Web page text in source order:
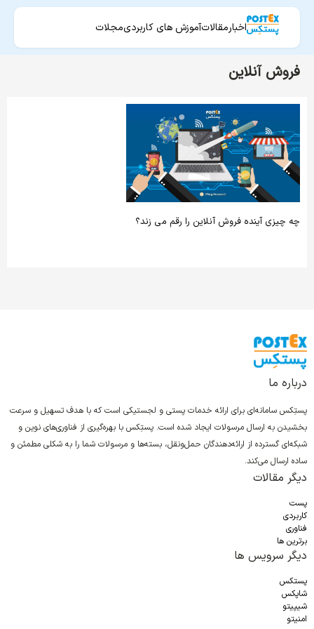
اخبارمقالاتآموزش های کاربردیمجلات
فروش آنلاین
چه چیزی آینده فروش آنلاین را رقم می زند؟
درباره ما
پستِکس سامانه‌ای برای ارائه خدمات پستی و لجستیکی است که با هدف تسهیل و سرعت
بخشیدن به ارسال مرسولات ایجاد شده است. پستِکس با بهره‌گیری از فناوری‌های نوین و
شبکه‌ای گسترده از ارائه‌دهندگان حمل‌ونقل، بسته‌ها و مرسولات شما را به شکلی مطمئن و
ساده ارسال می‌کند.
دیگر مقالات
پست
کاربردی
فناوری
برترین ها
دیگر سرویس ها
پستکس
شاپکس
شیپیتو
امنیتو